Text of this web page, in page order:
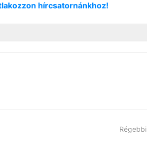
hírcsatornánkhoz!
Régebbi